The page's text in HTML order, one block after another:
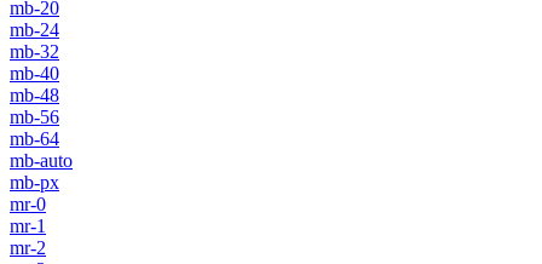
mb-20
mb-24
mb-32
mb-40
mb-48
mb-56
mb-64
mb-auto
mb-px
mr-0
mr-1
mr-2